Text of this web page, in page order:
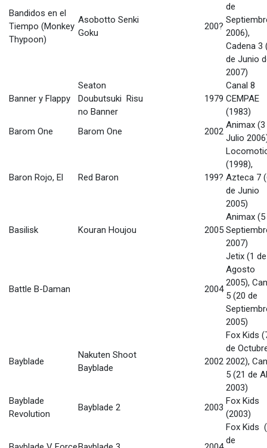
Bandidos en el
Tiempo (Monkey
Thypoon)
Asobotto Senki
Goku
200?
de
2006),
Cadena 3
de Junio
2007)
Banner y Flappy
Seaton
Doubutsuki Risu
no Banner
1979
Canal 8
CEMPAE
(1983)
Barom One
Barom One 2002
Animax (3
Julio
Baron Rojo, El Red Baron 199?
(1998),
Azteca 7
de Junio
2005)
Basilisk Kouran Houjou 2005
Animax (5
2007)
Battle B-Daman 2004
Jetix (1 de
Agosto
2005),
5 (20 de
2005)
Bayblade
Nakuten Shoot
Bayblade
2002
Fox Kids
de
2002),
5 (21 de
2003)
Bayblade
Revolution
Bayblade 2 2003
Fox Kids
(2003)
Fox Kids
de